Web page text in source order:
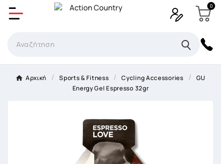
0
Αρχική Sports & Fitness Cycling Accessories
GU
Energy Gel Espresso 32gr
Δημιουργία λίστα επιθυμητών
×
Όνομα Λίστα επιθυμιτών
Δημιουργία λίστα επιθυμητών